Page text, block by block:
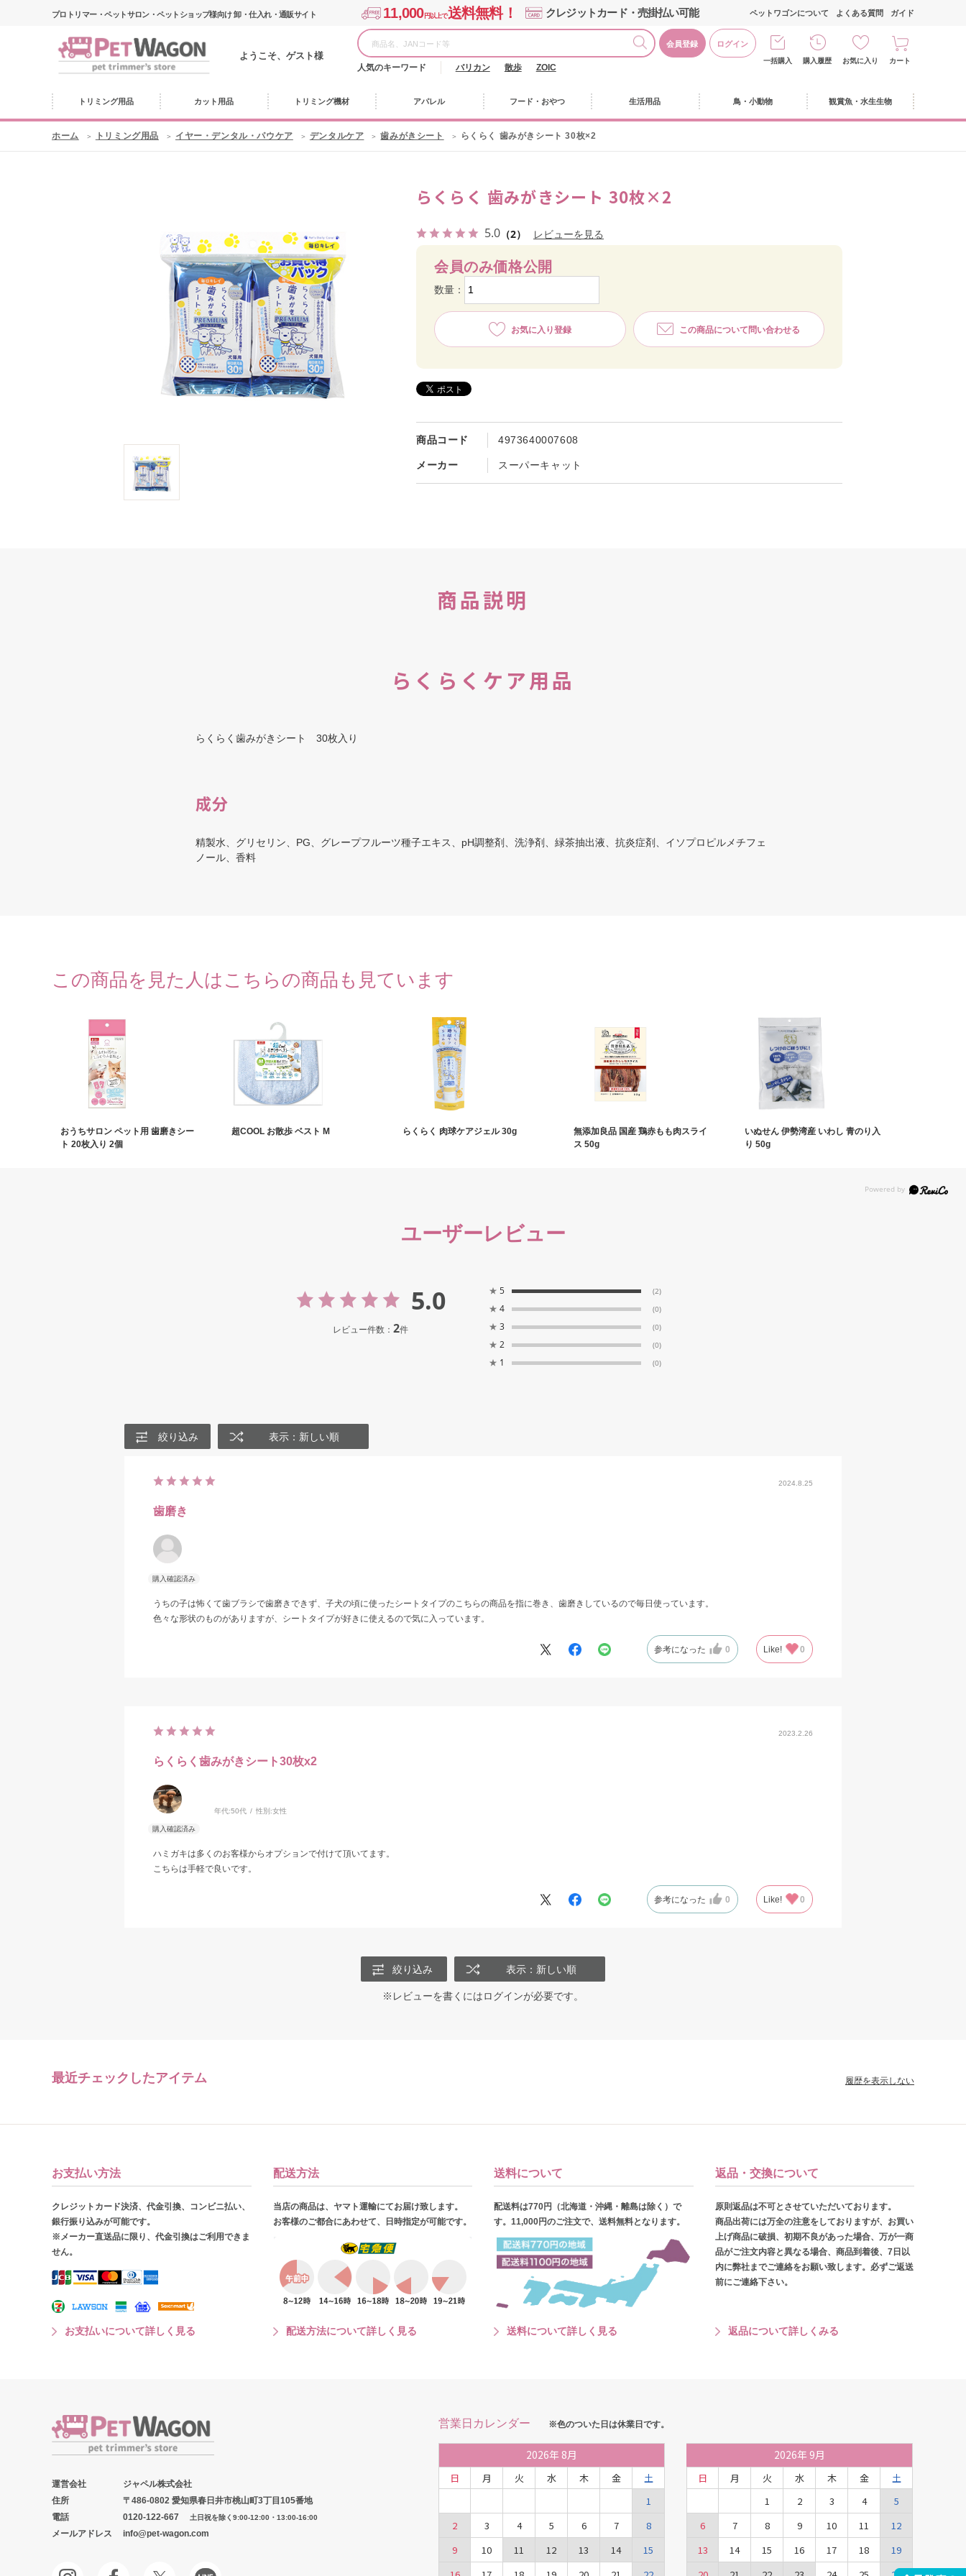
プロトリマー・ペットサロン・ペットショップ様向け 卸・仕入れ・通販サイト 11,000円以上で送料無料！ クレジットカード・売掛払い可能
ようこそ、ゲスト様
会員登録 ログイン
人気のキーワード バリカン 散歩 ZOIC
ペットワゴンについて よくある質問 ガイド
一括購入 購入履歴 お気に入り カート
トリミング用品 カット用品 トリミング機材 アパレル フード・おやつ 生活用品 鳥・小動物 観賞魚・水生生物
ホーム トリミング用品 イヤー・デンタル・パウケア デンタルケア 歯みがきシート らくらく 歯みがきシート 30枚×2
らくらく 歯みがきシート 30枚×2
5.0 （2） レビューを見る
商品コード 4973640007608
メーカー スーパーキャット
会員のみ価格公開
数量：
お気に入り登録 この商品について問い合わせる
商品説明
らくらくケア用品
らくらく歯みがきシート 30枚入り
成分
精製水、グリセリン、PG、グレープフルーツ種子エキス、pH調整剤、洗浄剤、緑茶抽出液、抗炎症剤、イソプロピルメチフェ
ノール、香料
この商品を見た人はこちらの商品も見ています
おうちサロン ペット用 歯磨きシー
ト 20枚入り 2個
超COOL お散歩 ベスト M らくらく 肉球ケアジェル 30g
無添加良品 国産 鶏赤もも肉スライ
ス 50g
いぬせん 伊勢湾産 いわし 青のり入
り 50g
ユーザーレビュー
5.0
レビュー件数： 2件
★ 5 (2)
★ 4 (0)
★ 3 (0)
★ 2 (0)
★ 1 (0)
絞り込み 表示：新しい順
2024.8.25
歯磨き
うちの子は怖くて歯ブラシで歯磨きできず、子犬の頃に使ったシートタイプのこちらの商品を指に巻き、歯磨きしているので毎日使っています。
色々な形状のものがありますが、シートタイプが好きに使えるので気に入っています。
参考になった 0 Like! 0
2023.2.26
らくらく歯みがきシート30枚x2
年代:50代 性別:女性
ハミガキは多くのお客様からオプションで付けて頂いてます。
こちらは手軽で良いです。
参考になった 0 Like! 0
絞り込み 表示：新しい順
※レビューを書くにはログインが必要です。
最近チェックしたアイテム 履歴を表示しない
お支払い方法
クレジットカード決済、代金引換、コンビニ払い、
銀行振り込みが可能です。
※メーカー直送品に限り、代金引換はご利用できま
せん。
お支払いについて詳しく見る
配送方法
当店の商品は、ヤマト運輸にてお届け致します。
お客様のご都合にあわせて、日時指定が可能です。
配送方法について詳しく見る
送料について
配送料は770円（北海道・沖縄・離島は除く）で
す。11,000円のご注文で、送料無料となります。
送料について詳しく見る
返品・交換について
原則返品は不可とさせていただいております。
商品出荷には万全の注意をしておりますが、お買い
上げ商品に破損、初期不良があった場合、万が一商
品がご注文内容と異なる場合、商品到着後、7日以
内に弊社までご連絡をお願い致します。必ずご返送
前にご連絡下さい。
返品について詳しくみる
運営会社
ジャペル株式会社
住所
〒486-0802 愛知県春日井市桃山町3丁目105番地
電話
0120-122-667 土日祝を除く9:00-12:00・13:00-16:00
メールアドレス info@pet-wagon.com
営業日カレンダー ※色のついた日は休業日です。
2026年 8月
日 月 火 水 木 金
土
1
2
3 4 5 6 7
8
9
10 11 12 13 14
15
2026年 9月
日 月 火 水 木 金
土
1
2 3 4
5
6
7 8 9 10 11
12
13
14 15 16 17 18
19